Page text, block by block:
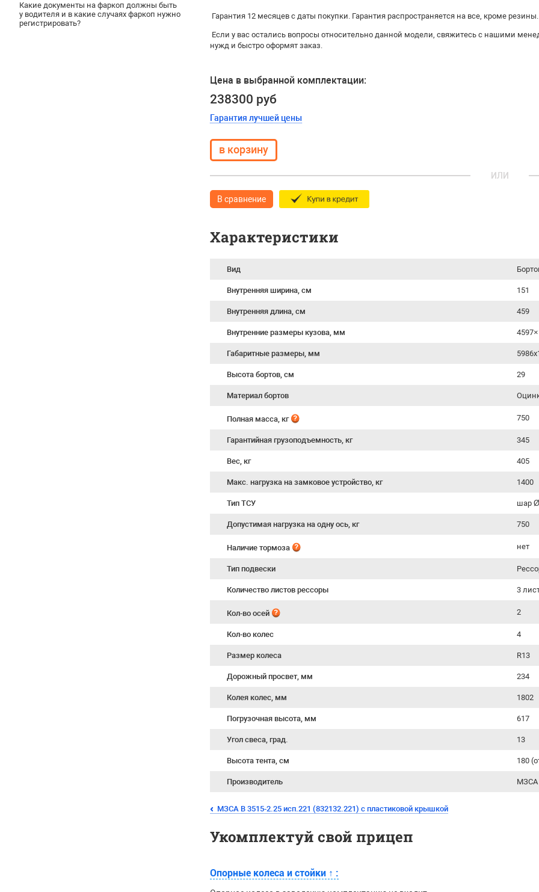
Гарантия 12 месяцев с даты покупки. Гарантия распространяется на все, кроме резины.
Если у вас остались вопросы относительно данной модели, свяжитесь с нашими
нужд и быстро оформят заказ.
Цена в выбранной комплектации:
238300 руб
Гарантия лучшей цены
ИЛИ
В сравнение
Характеристики
Вид
Внутренняя ширина, см 151
Внутренняя длина, см 459
Внутренние размеры кузова, мм
Габаритные размеры, мм
Высота бортов, см 29
Материал бортов
Полная масса, кг 750
Гарантийная грузоподъемность, кг 345
Вес, кг 405
Макс. нагрузка на замковое устройство, кг 1400
Тип ТСУ шар
Допустимая нагрузка на одну ось, кг 750
Наличие тормоза нет
Тип подвески
Количество листов рессоры 3
Кол-во осей 2
Кол-во колес 4
Размер колеса R13
Дорожный просвет, мм 234
Колея колес, мм 1802
Погрузочная высота, мм 617
Угол свеса, град. 13
Высота тента, см 180
Производитель МЗСА
МЗСА B 3515-2.25 исп.221 (832132.221) с пластиковой крышкой
Укомплектуй свой прицеп
Опорные колеса и стойки ↑ :
Какие документы на фаркоп должны быть
у водителя и в какие случаях фаркоп нужно
регистрировать?